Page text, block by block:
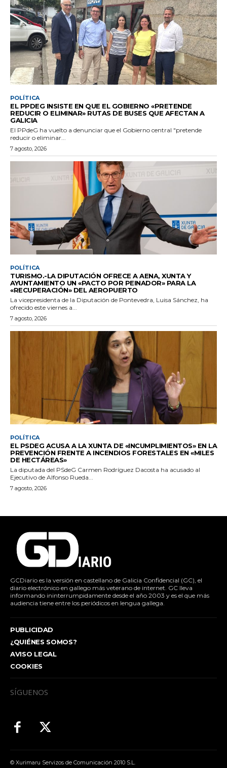
POLÍTICA
EL PPDEG INSISTE EN QUE EL GOBIERNO «PRETENDE
REDUCIR O ELIMINAR» RUTAS DE BUSES QUE AFECTAN A
GALICIA
El PPdeG ha vuelto a denunciar que el Gobierno central "pretende
reducir o eliminar...
7 agosto, 2026
POLÍTICA
TURISMO.-LA DIPUTACIÓN OFRECE A AENA, XUNTA Y
AYUNTAMIENTO UN «PACTO POR PEINADOR» PARA LA
«RECUPERACIÓN» DEL AEROPUERTO
La vicepresidenta de la Diputación de Pontevedra, Luisa Sánchez, ha
ofrecido este viernes a...
7 agosto, 2026
POLÍTICA
EL PSDEG ACUSA A LA XUNTA DE «INCUMPLIMIENTOS» EN LA
PREVENCIÓN FRENTE A INCENDIOS FORESTALES EN «MILES
DE HECTÁREAS»
La diputada del PSdeG Carmen Rodríguez Dacosta ha acusado al
Ejecutivo de Alfonso Rueda...
7 agosto, 2026
GCDiario es la versión en castellano de Galicia Confidencial (GC), el
diario electrónico en gallego más veterano de internet. GC lleva
informando ininterrumpidamente desde el año 2003 y es el que más
audiencia tiene entre los periódicos en lengua gallega.
PUBLICIDAD
¿QUIÉNES SOMOS?
AVISO LEGAL
COOKIES
SÍGUENOS
© Xurimaru Servizos de Comunicación 2010 S.L.